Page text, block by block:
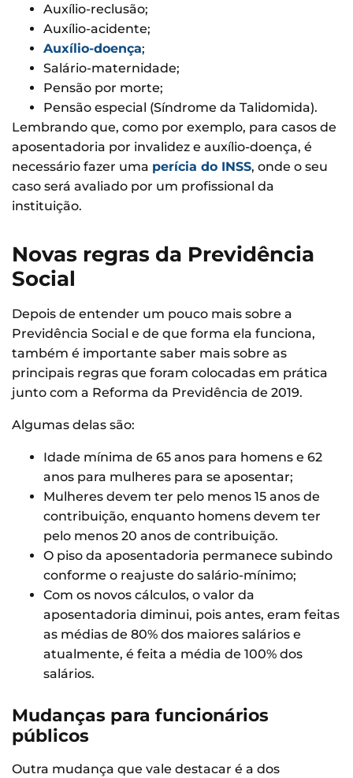
Auxílio-reclusão;
Auxílio-acidente;
Auxílio-doença;
Salário-maternidade;
Pensão por morte;
Pensão especial (Síndrome da Talidomida).
Lembrando que, como por exemplo, para casos de
aposentadoria por invalidez e auxílio-doença, é
necessário fazer uma perícia do INSS, onde o seu
caso será avaliado por um profissional da
instituição.
Novas regras da Previdência
Social
Depois de entender um pouco mais sobre a
Previdência Social e de que forma ela funciona,
também é importante saber mais sobre as
principais regras que foram colocadas em prática
junto com a Reforma da Previdência de 2019.
Algumas delas são:
Idade mínima de 65 anos para homens e 62
anos para mulheres para se aposentar;
Mulheres devem ter pelo menos 15 anos de
contribuição, enquanto homens devem ter
pelo menos 20 anos de contribuição.
O piso da aposentadoria permanece subindo
conforme o reajuste do salário-mínimo;
Com os novos cálculos, o valor da
aposentadoria diminui, pois antes, eram feitas
as médias de 80% dos maiores salários e
atualmente, é feita a média de 100% dos
salários.
Mudanças para funcionários
públicos
Outra mudança que vale destacar é a dos